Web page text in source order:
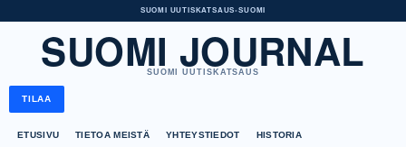
SUOMI UUTISKATSAUS•SUOMI
SUOMI JOURNAL
SUOMI UUTISKATSAUS
TILAA
ETUSIVU TIETOA MEISTÄ YHTEYSTIEDOT HISTORIA